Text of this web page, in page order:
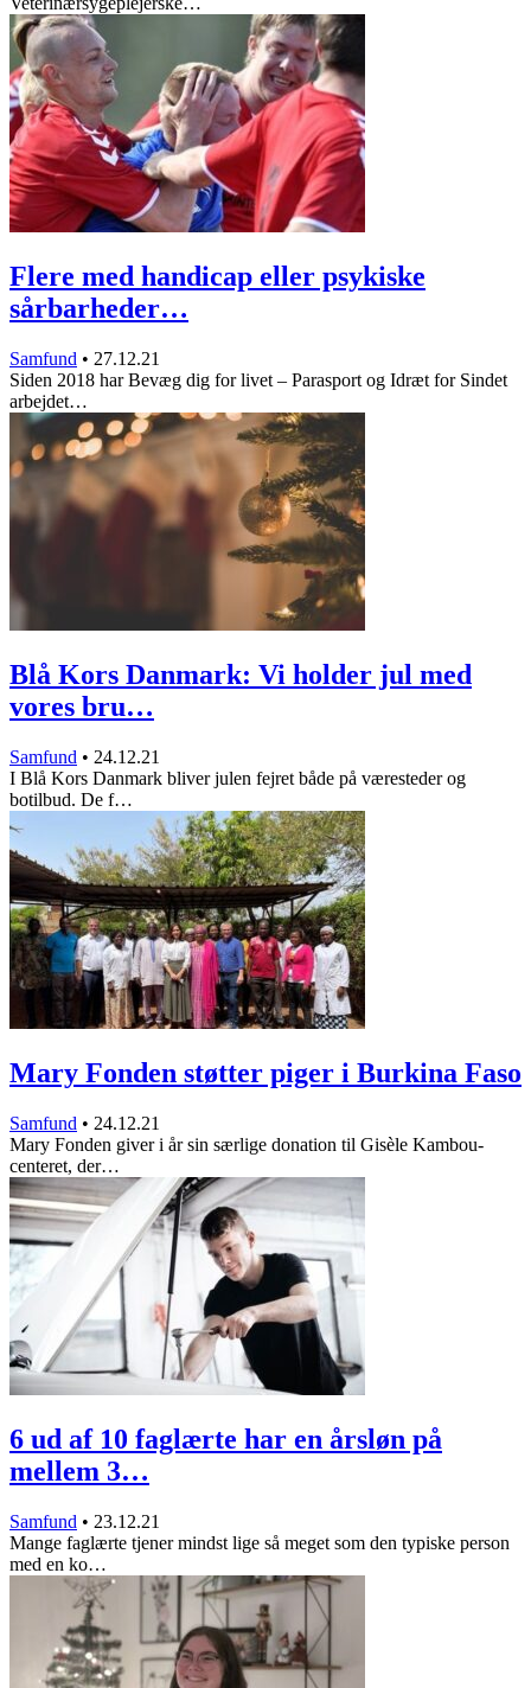
Flere med handicap eller psykiske
sårbarheder…
Samfund • 27.12.21
Siden 2018 har Bevæg dig for livet – Parasport og Idræt for Sindet
arbejdet…
Blå Kors Danmark: Vi holder jul med
vores bru…
Samfund • 24.12.21
I Blå Kors Danmark bliver julen fejret både på væresteder og
botilbud. De f…
Mary Fonden støtter piger i Burkina Faso
Samfund • 24.12.21
Mary Fonden giver i år sin særlige donation til Gisèle Kambou-
centeret, der…
6 ud af 10 faglærte har en årsløn på
mellem 3…
Samfund • 23.12.21
Mange faglærte tjener mindst lige så meget som den typiske person
med en ko…